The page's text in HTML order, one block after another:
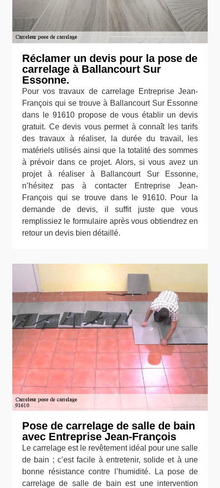
Réclamer un devis pour la pose de
carrelage à Ballancourt Sur
Essonne.
Pour vos travaux de carrelage Entreprise Jean-
François qui se trouve à Ballancourt Sur Essonne
dans le 91610 propose de vous établir un devis
gratuit. Ce devis vous permet à connaît les tarifs
des travaux à réaliser, la durée du travail, les
matériels utilisés ainsi que la totalité des sommes
à prévoir dans ce projet. Alors, si vous avez un
projet à réaliser à Ballancourt Sur Essonne,
n’hésitez pas à contacter Entreprise Jean-
François qui se trouve dans le 91610. Pour la
demande de devis, il suffit juste que vous
remplissiez le formulaire après vous obtiendrez en
retour un devis bien détaillé.
Pose de carrelage de salle de bain
avec Entreprise Jean-François
Le carrelage est le revêtement idéal pour une salle
de bain ; c’est facile à entretenir, solide et à une
bonne résistance contre l’humidité. La pose de
carrelage de salle de bain est une intervention